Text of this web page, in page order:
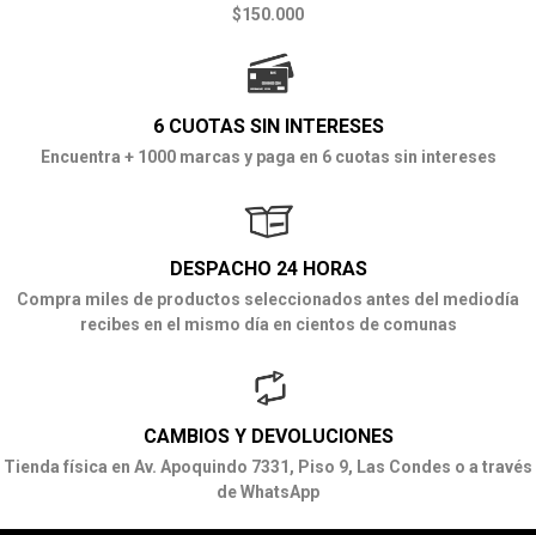
$150.000
6 CUOTAS SIN INTERESES
Encuentra + 1000 marcas y paga en 6 cuotas sin intereses
DESPACHO 24 HORAS
Compra miles de productos seleccionados antes del mediodía
recibes en el mismo día en cientos de comunas
CAMBIOS Y DEVOLUCIONES
Tienda física en Av. Apoquindo 7331, Piso 9, Las Condes o a través
de WhatsApp